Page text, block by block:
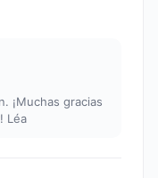
¡Muchas gracias
Léa